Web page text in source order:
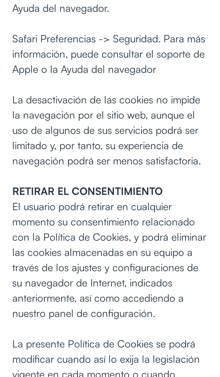
Ayuda del navegador.
Safari Preferencias -> Seguridad. Para más
información, puede consultar el soporte de
Apple o la Ayuda del navegador
La desactivación de las cookies no impide
la navegación por el sitio web, aunque el
uso de algunos de sus servicios podrá ser
limitado y, por tanto, su experiencia de
navegación podrá ser menos satisfactoria.
RETIRAR EL CONSENTIMIENTO
El usuario podrá retirar en cualquier
momento su consentimiento relacionado
con la Política de Cookies, y podrá eliminar
las cookies almacenadas en su equipo a
través de los ajustes y configuraciones de
su navegador de Internet, indicados
anteriormente, así como accediendo a
nuestro panel de configuración.
La presente Política de Cookies se podrá
modificar cuando así lo exija la legislación
vigente en cada momento o cuando